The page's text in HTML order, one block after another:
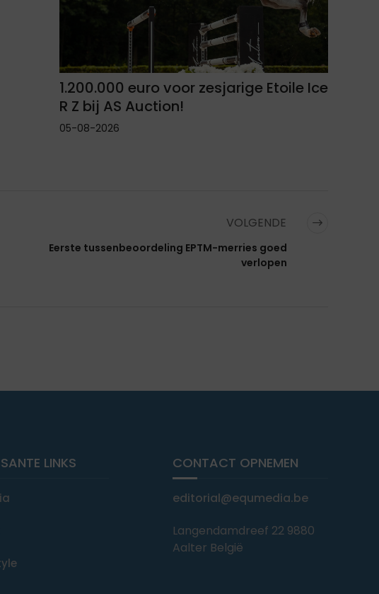
1.200.000 euro voor zesjarige Etoile Ice
R Z bij AS Auction!
05-08-2026
VOLGENDE
Eerste tussenbeoordeling EPTM-merries goed
verlopen
LINKS CONTACT OPNEMEN
editorial@equmedia.be
Langendamdreef 22 9880
Aalter België